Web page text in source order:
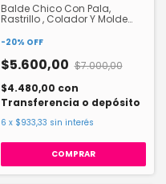
Balde Chico Con Pala,
Rastrillo , Colador Y Molde
-20% OFF
$5.600,00 $7.000,00
$4.480,00 con
Transferencia o depósito
6 x $933,33 sin interés